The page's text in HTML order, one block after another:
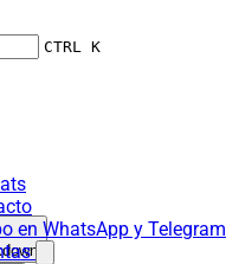
CTRL K
en WhatsApp y Telegram